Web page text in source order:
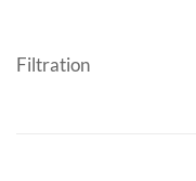
Filtration